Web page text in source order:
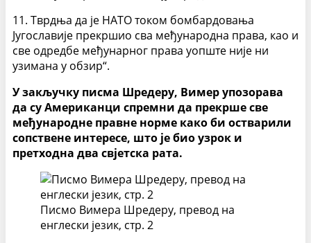
11. Тврдња да је НАТО током бомбардовања
Југославије прекршио сва међународна права, као и
све одредбе међунарног права уопште није ни
узимана у обзир“.
У закључку писма Шредеру, Вимер упозорава
да су Американци спремни да прекрше све
међународне правне норме како би остварили
сопствене интересе, што је био узрок и
претходна два свјетска рата.
Писмо Вимера Шредеру, превод на
енглески језик, стр. 2